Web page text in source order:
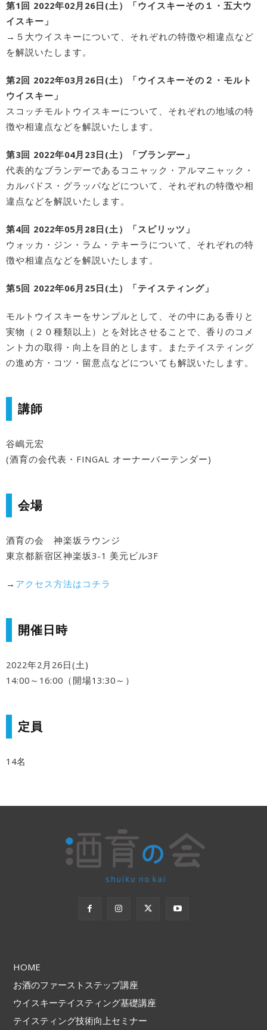
第1回 2022年02月26日(土）「ウイスキーその１・五大ウ
イスキー」
→５大ウイスキーについて、それぞれの特徴や相違点など
を解説いたします。
第2回 2022年03月26日(土）「ウイスキーその２・モルト
ウイスキー」
スコッチモルトウイスキーについて、それぞれの地域の特
徴や相違点などを解説いたします。
第3回 2022年04月23日(土）「ブランデー」
代表的なブランデーであるコニャック・アルマニャック・
カルバドス・グラッパなどについて、それぞれの特徴や相
違点などを解説いたします。
第4回 2022年05月28日(土）「スピリッツ」
ウォッカ・ジン・ラム・テキーラについて、それぞれの特
徴や相違点などを解説いたします。
第5回 2022年06月25日(土）「テイスティング」
モルトウイスキーをサンプルとして、その中にある香りと
実物（２０種類以上）とを対比させることで、香りのコメ
ント力の取得・向上を目的とします。またテイスティング
の進め方・コツ・留意点などについても解説いたします。
講師
谷嶋元宏
(酒育の会代表・FINGAL オーナーバーテンダー)
会場
酒育の会 神楽坂ラウンジ
東京都新宿区神楽坂3-1 美元ビル3F
→ アクセス方法はコチラ
開催日時
2022年2月26日(土)
14:00～16:00（開場13:30～）
定員
14名
HOME
お酒のファーストステップ講座
ウイスキーテイスティング基礎講座
テイスティング技術向上セミナー